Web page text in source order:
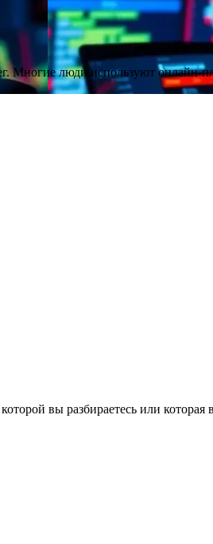
Многие люди используют онлайн-
вы разбираетесь или которая